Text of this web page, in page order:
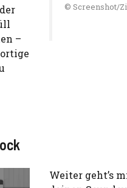
–
© Screenshot/
Weiter geht’s